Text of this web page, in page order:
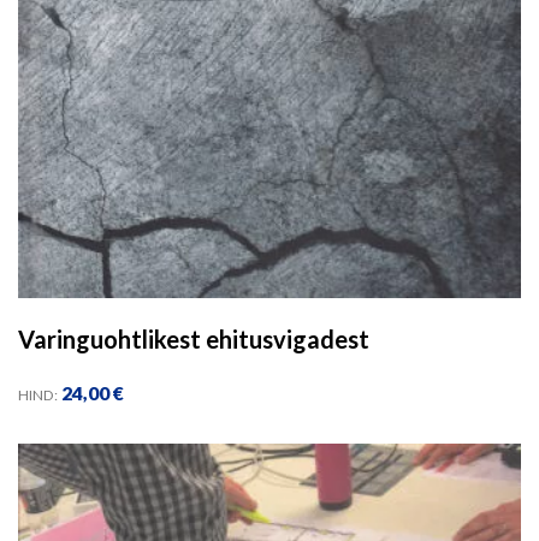
Varinguohtlikest ehitusvigadest
HIND: 24,00€